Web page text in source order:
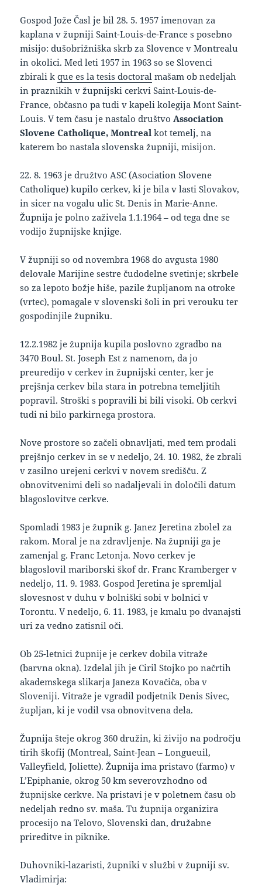
Gospod Jože Časl je bil 28. 5. 1957 imenovan za
kaplana v župniji Saint-Louis-de-France s posebno
misijo: dušobrižniška skrb za Slovence v Montrealu
in okolici. Med leti 1957 in 1963 so se Slovenci
zbirali kque es la tesis doctoral mašam ob nedeljah
in praznikih v župnijski cerkvi Saint-Louis-de-
France, občasno pa tudi v kapeli kolegija Mont Saint-
Louis. V tem času je nastalo društvoAssociation
Slovene Catholique, Montreal kot temelj, na
katerem bo nastala slovenska župniji, misijon.
22. 8. 1963 je družtvo ASC (Asociation Slovene
Catholique) kupilo cerkev, ki je bila v lasti Slovakov,
in sicer na vogalu ulic St. Denis in Marie-Anne.
Župnija je polno zaživela 1.1.1964 – od tega dne se
vodijo župnijske knjige.
V župniji so od novembra 1968 do avgusta 1980
delovale Marijine sestre čudodelne svetinje; skrbele
so za lepoto božje hiše, pazile župljanom na otroke
(vrtec), pomagale v slovenski šoli in pri verouku ter
gospodinjile župniku.
12.2.1982 je župnija kupila poslovno zgradbo na
3470 Boul. St. Joseph Est z namenom, da jo
preuredijo v cerkev in župnijski center, ker je
prejšnja cerkev bila stara in potrebna temeljitih
popravil. Stroški s popravili bi bili visoki. Ob cerkvi
tudi ni bilo parkirnega prostora.
Nove prostore so začeli obnavljati, med tem prodali
prejšnjo cerkev in se v nedeljo, 24. 10. 1982, že zbrali
v zasilno urejeni cerkvi v novem središču. Z
obnovitvenimi deli so nadaljevali in določili datum
blagoslovitve cerkve.
Spomladi 1983 je župnik g. Janez Jeretina zbolel za
rakom. Moral je na zdravljenje. Na župniji ga je
zamenjal g. Franc Letonja. Novo cerkev je
blagoslovil mariborski škof dr. Franc Kramberger v
nedeljo, 11. 9. 1983. Gospod Jeretina je spremljal
slovesnost v duhu v bolniški sobi v bolnici v
Torontu. V nedeljo, 6. 11. 1983, je kmalu po dvanajsti
uri za vedno zatisnil oči.
Ob 25-letnici župnije je cerkev dobila vitraže
(barvna okna). Izdelal jih je Ciril Stojko po načrtih
akademskega slikarja Janeza Kovačiča, oba v
Sloveniji. Vitraže je vgradil podjetnik Denis Sivec,
župljan, ki je vodil vsa obnovitvena dela.
Župnija šteje okrog 360 družin, ki živijo na področju
tirih škofij (Montreal, Saint-Jean – Longueuil,
Valleyfield, Joliette). Župnija ima pristavo (farmo) v
L’Epiphanie, okrog 50 km severovzhodno od
župnijske cerkve. Na pristavi je v poletnem času ob
nedeljah redno sv. maša. Tu župnija organizira
procesijo na Telovo, Slovenski dan, družabne
prireditve in piknike.
Duhovniki-lazaristi, župniki v službi v župniji sv.
Vladimirja: